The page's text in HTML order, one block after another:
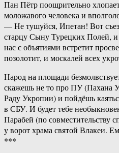
Пан Пётр поощрительно
моложавого человека и
— Не тушуйся, Ипетан! Вот
старцу Сыну Турецких Полей,
нас с объятиями встретит
позолотит, и москалей всех
Народ на площади
скажешь не то про ПУ (Пахана
Раду Укропии) и пойдёшь
в СБУ. И будет тебе
Парабей (по совместительству
у ворот храма святой Влакеи.
***